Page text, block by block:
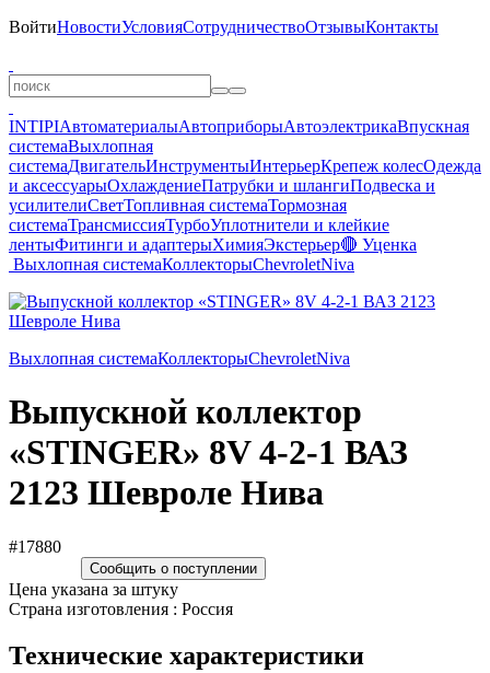
ВойтиНовостиУсловияСотрудничествоОтзывыКонтакты
INTIPIАвтоматериалыАвтоприборыАвтоэлектрикаВпускная
системаВыхлопная
системаДвигательИнструментыИнтерьерКрепеж колесОдежда
и аксессуарыОхлаждениеПатрубки и шлангиПодвеска и
усилителиСветТопливная системаТормозная
системаТрансмиссияТурбоУплотнители и клейкие
лентыФитинги и адаптерыХимияЭкстерьер🔴 Уценка
Выхлопная системаКоллекторыChevroletNiva
Выхлопная системаКоллекторыChevroletNiva
Выпускной коллектор
«STINGER» 8V 4-2-1 ВАЗ
2123 Шевроле Нива
#17880
Сообщить о поступлении
Цена указана за штуку
Страна изготовления : Россия
Технические характеристики